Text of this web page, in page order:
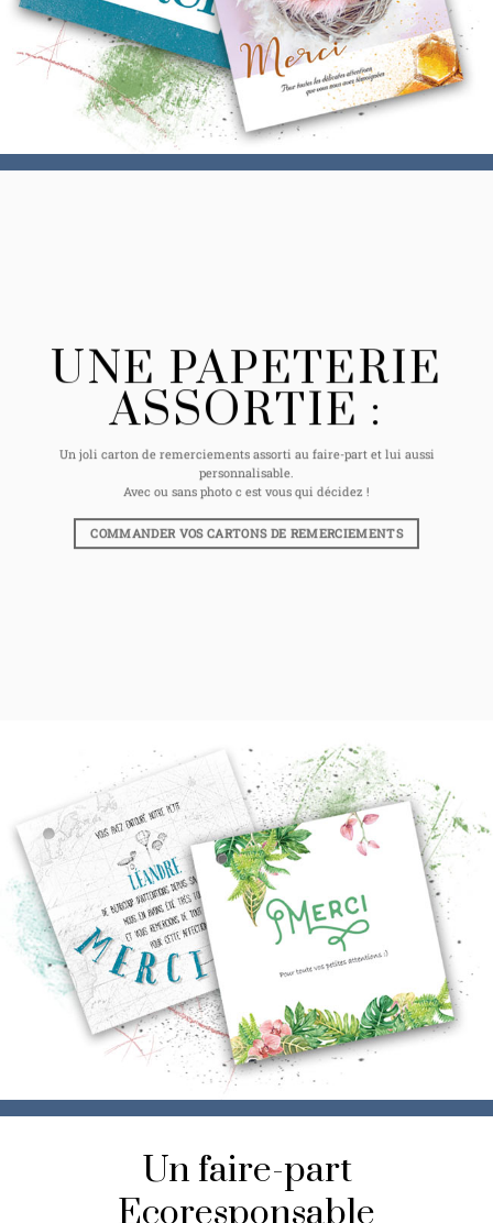
UNE PAPETERIE
ASSORTIE :
Un joli carton de remerciements assorti au faire-part et lui aussi
personnalisable.
Avec ou sans photo c est vous qui décidez !
COMMANDER VOS CARTONS DE REMERCIEMENTS
Un faire-part